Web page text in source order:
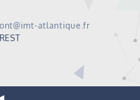
atlantique.fr